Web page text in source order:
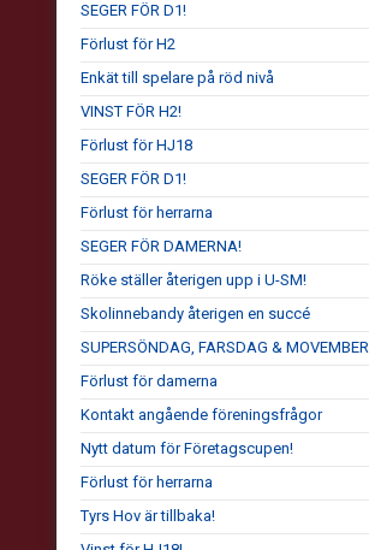
SEGER FÖR D1!
Förlust för H2
Enkät till spelare på röd nivå
VINST FÖR H2!
Förlust för HJ18
SEGER FÖR D1!
Förlust för herrarna
SEGER FÖR DAMERNA!
Röke ställer återigen upp i U-SM!
Skolinnebandy återigen en succé
SUPERSÖNDAG, FARSDAG & MOVEMBER
Förlust för damerna
Kontakt angående föreningsfrågor
Nytt datum för Företagscupen!
Förlust för herrarna
Tyrs Hov är tillbaka!